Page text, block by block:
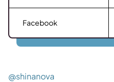
Facebook
@shinanova